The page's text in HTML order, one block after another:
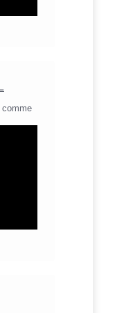
comme